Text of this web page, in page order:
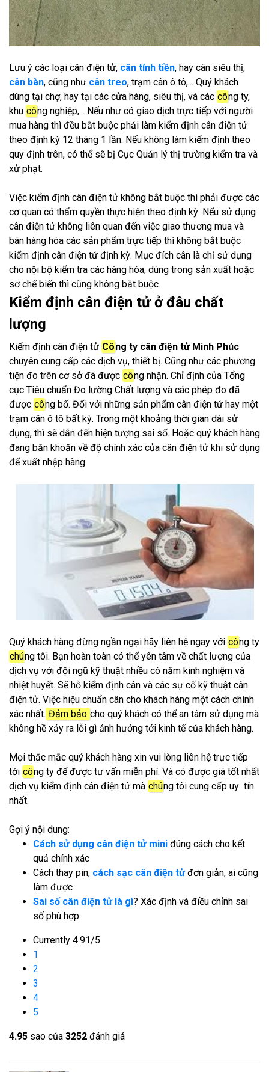
Lưu ý các loại cân điện tử, cân tính tiền, hay cân siêu thị,
cân bàn, cũng như cân treo, trạm cân ô tô,... Quý khách
dùng tại chợ, hay tại các cửa hàng, siêu thị, và các công ty,
khu công nghiệp,... Nếu như có giao dịch trực tiếp với người
mua hàng thì đều bắt buộc phải làm kiểm định cân điện tử
theo định kỳ 12 tháng 1 lần. Nếu không làm kiểm định theo
quy định trên, có thể sẽ bị Cục Quản lý thị trường kiểm tra và
xử phạt.
Việc kiểm định cân điện tử không bắt buộc thì phải được các
cơ quan có thẩm quyền thực hiện theo định kỳ. Nếu sử dụng
cân điện tử không liên quan đến việc giao thương mua và
bán hàng hóa các sản phẩm trực tiếp thì không bắt buộc
kiểm định cân điện tử định kỳ. Mục đích cân là chỉ sử dụng
cho nội bộ kiểm tra các hàng hóa, dùng trong sản xuất hoặc
sơ chế biến thì cũng không bắt buộc.
Kiểm định cân điện tử ở đâu chất
lượng
Kiểm định cân điện tử Công ty cân điện tử Minh Phúc
chuyên cung cấp các dịch vụ, thiết bị. Cũng như các phương
tiện đo trên cơ sở đã được công nhận. Chỉ định của Tổng
cục Tiêu chuẩn Đo lường Chất lượng và các phép đo đã
được công bố. Đối với những sản phẩm cân điện tử hay một
trạm cân ô tô bất kỳ. Trong một khoảng thời gian dài sử
dụng, thì sẽ dẫn đến hiện tượng sai số. Hoặc quý khách hàng
đang băn khoăn về độ chính xác của cân điện tử khi sử dụng
để xuất nhập hàng.
Quý khách hàng đừng ngần ngại hãy liên hệ ngay với công ty
chúng tôi. Bạn hoàn toàn có thể yên tâm về chất lượng của
dịch vụ với đội ngũ kỹ thuật nhiều có năm kinh nghiệm và
nhiệt huyết. Sẽ hỗ kiểm định cân và các sự cố kỹ thuật cân
điện tử. Việc hiệu chuẩn cân cho khách hàng một cách chính
xác nhất. Đảm bảo cho quý khách có thể an tâm sử dụng mà
không hề xảy ra lỗi gì ảnh hưởng tới kinh tế của khách hàng.
Mọi thắc mắc quý khách hàng xin vui lòng liên hệ trực tiếp
tới công ty để được tư vấn miễn phí. Và có được giá tốt nhất
dịch vụ kiểm định cân điện tử mà chúng tôi cung cấp uy tín
nhất.
Gợi ý nội dung:
Cách sử dụng cân điện tử mini đúng cách cho kết
quả chính xác
Cách thay pin, cách sạc cân điện tửđơn giản, ai cũng
làm được
Sai số cân điện tử là gì? Xác định và điều chỉnh sai
số phù hợp
Currently 4.91/5
1
2
3
4
5
4.95 sao của 3252 đánh giá